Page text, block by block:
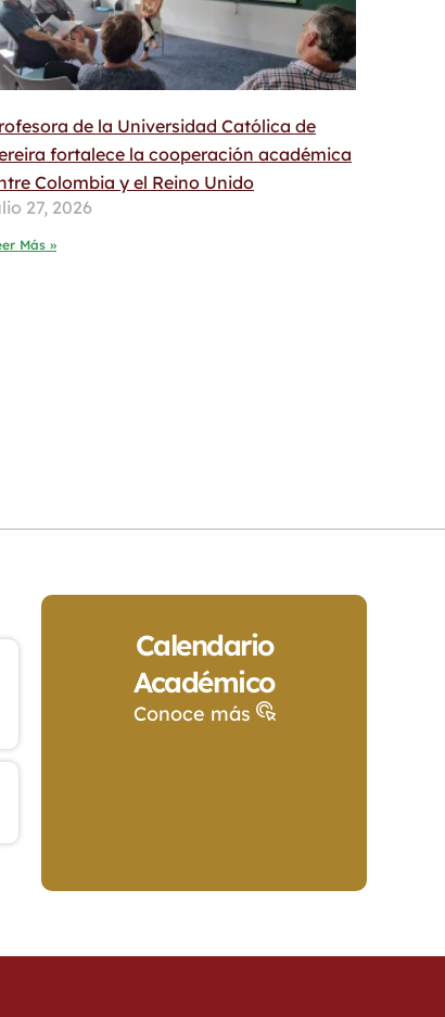
de la Universidad Católica de
fortalece la cooperación académica
Colombia y el Reino Unido
27, 2026
Más »
Calendario
Académico
Conoce más